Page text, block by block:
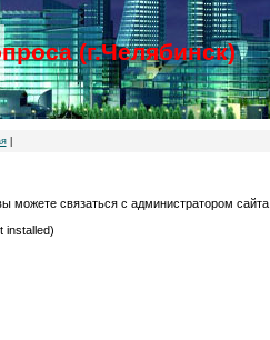
(г.Челябинск)
связаться с администратором сайта.
installed)